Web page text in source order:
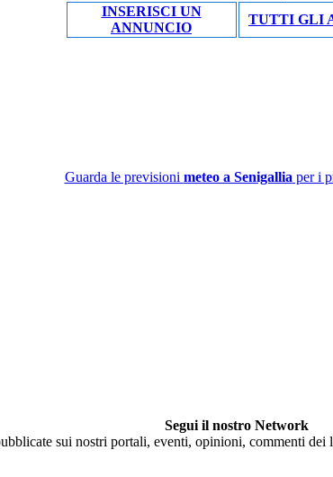
INSERISCI UN
ANNUNCIO
TUTTI GLI
Guarda le previsioni meteo a Senigallia per i
Segui il nostro Network
sui nostri portali, eventi, opinioni, commenti dei